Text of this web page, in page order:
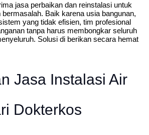
jasa perbaikan dan reinstalasi untuk
Baik karena usia bangunan,
yang tidak efisien, tim profesional
tanpa harus membongkar seluruh
Solusi di berikan secara hemat
Jasa Instalasi Air
Dokterkos